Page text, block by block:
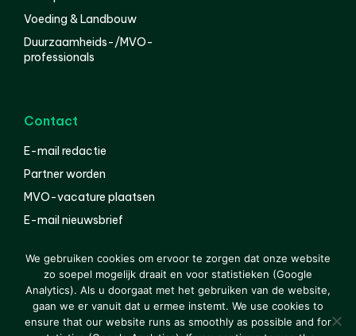
Voeding & Landbouw
Duurzaamheids-/MVO-
professionals
Contact
E-mail redactie
Partner worden
MVO-vacature plaatsen
E-mail nieuwsbrief
© 2000-2026 Van der Molen EIS Colofon
Disclaimer
Privacy
We gebruiken cookies om ervoor te zorgen dat onze website
zo soepel mogelijk draait en voor statistieken (Google
Analytics). Als u doorgaat met het gebruiken van de website,
gaan we er vanuit dat u ermee instemt. We use cookies to
ensure that our website runs as smoothly as possible and for